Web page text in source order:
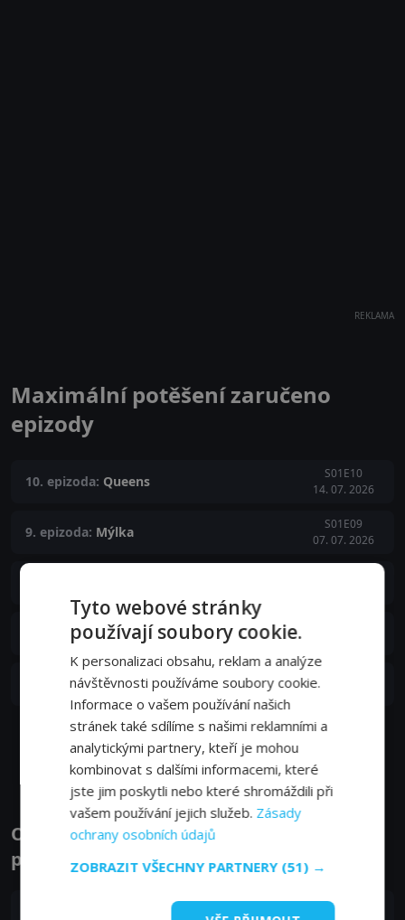
REKLAMA
Maximální potěšení zaručeno
epizody
10. epizoda: Queens
S01E10
14. 07. 2026
9. epizoda: Mýlka
S01E09
07. 07. 2026
7. epizoda:Útěk
6. epizoda:Poupata
16. 06. 2026
Zobrazit další epizody
Obsazení filmu nebo pořadu Maximální
potěšení zaručeno - Herci a tvůrci
Tyto webové stránky
používají soubory cookie.
K personalizaci obsahu, reklam a analýze
návštěvnosti používáme soubory cookie.
Informace o vašem používání našich
stránek také sdílíme s našimi reklamními a
analytickými partnery, kteří je mohou
kombinovat s dalšími informacemi, které
jste jim poskytli nebo které shromáždili při
vašem používání jejich služeb. Zásady
ochrany osobních údajů
ZOBRAZIT VŠECHNY PARTNERY (51) →